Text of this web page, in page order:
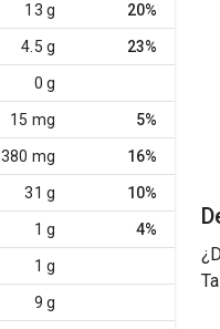
13 g 20%
4.5 g 23%
0 g
15 mg 5%
380 mg 16%
31 g 10%
1 g 4%
1 g
9 g